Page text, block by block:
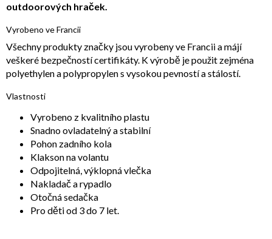
outdoorových hraček.
Vyrobeno ve Francii
Všechny produkty značky jsou vyrobeny ve Francii a májí
veškeré bezpečností certifikáty. K výrobě je použit zejména
polyethylen a polypropylen s vysokou pevností a stálostí.
Vlastnosti
Vyrobeno z kvalitního plastu
Snadno ovladatelný a stabilní
Pohon zadního kola
Klakson na volantu
Odpojitelná, výklopná vlečka
Nakladač a rypadlo
Otočná sedačka
Pro děti od 3 do 7 let.